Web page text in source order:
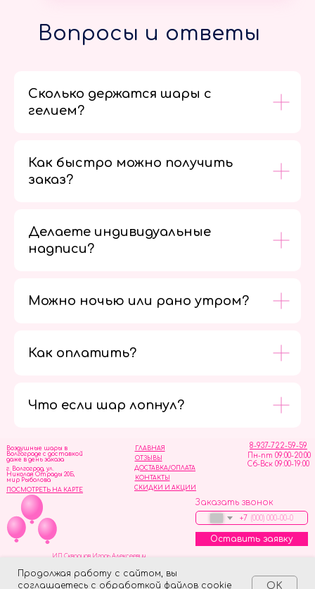
Продолжая работу с сайтом, вы
соглашаетесь с обработкой файлов cookie
OK
Вопросы и ответы
Сколько держатся шары с
гелием?
Как быстро можно получить
заказ?
Делаете индивидуальные
надписи?
Можно ночью или рано утром?
Как оплатить?
Что если шар лопнул?
ОТЗЫВЫ
ГЛАВНАЯ
ДОСТАВКА/ОПЛАТА
СКИДКИ И АКЦИИ
КОНТАКТЫ
8-937-722-59-59
Пн-пт 09:00-20:00
Сб-Вск 09:00-19:00
Воздушные шары в
Волгограде с доставкой
даже в день заказа
Заказать звонок
+7
Оставить заявку
г. Волгоград, ул.
Николая Отрады 20Б,
мир Рыболова
ПОСМОТРЕТЬ НА КАРТЕ
ИП Скворцов Игорь Алексеевич